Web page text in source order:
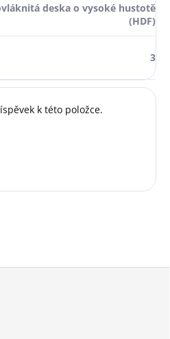
deska o vysoké hustotě
(HDF)
3
k této položce.